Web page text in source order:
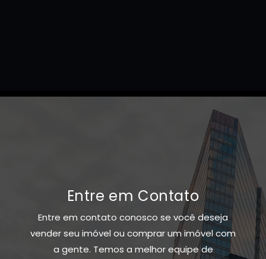
Entre em Contato
Entre em contato conosco se você deseja
vender seu imóvel ou comprar um imóvel com
a gente. Temos a melhor equipe de